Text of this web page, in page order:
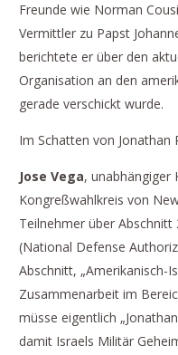
Freunde wie Norman
Vermittler zu Papst
berichtete er über den
Organisation an den
gerade verschickt wurde.
Im Schatten von Jonathan
Jose Vega, unabhängiger
Kongreßwahlkreis von
Teilnehmer über Abschnitt
(National Defense
Abschnitt, „Amerikanisch-
Zusammenarbeit im
müsse eigentlich
damit Israels Militär